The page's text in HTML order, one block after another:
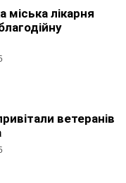
міська лікарня
ветеранів